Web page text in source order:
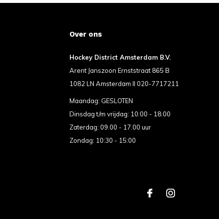
Over ons
Hockey District Amsterdam B.V.
Arent Janszoon Ernststraat 865 B
1082 LN Amsterdam II 020-7717211
Maandag: GESLOTEN
Dinsdag t/m vrijdag: 10:00 - 18:00
Zaterdag: 09.00 - 17.00 uur
Zondag: 10:30 - 15:00